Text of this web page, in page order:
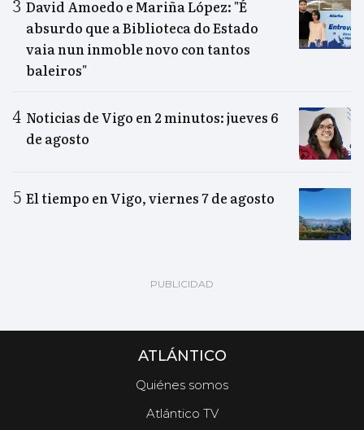
David Amoedo e Mariña López: "É
absurdo que a Biblioteca do Estado
vaia nun inmoble novo con tantos
baleiros"
Noticias de Vigo en 2 minutos: jueves 6
de agosto
El tiempo en Vigo, viernes 7 de agosto
ATLÁNTICO
Quiénes somos
Atlántico TV